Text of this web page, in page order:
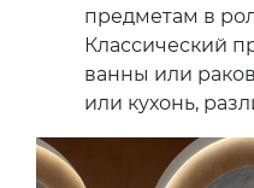
предметам в
Классический
ванны или
или кухонь,